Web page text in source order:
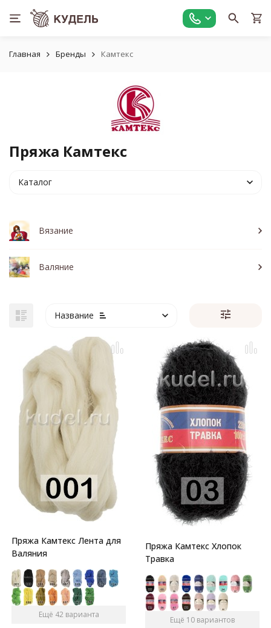
Главная Бренды Камтекс
Пряжа Камтекс
Каталог
Вязание
Валяние
Название
Пряжа Камтекс Лента для
Валяния
Ещё 42 варианта
Пряжа Камтекс Хлопок
Травка
Ещё 10 вариантов